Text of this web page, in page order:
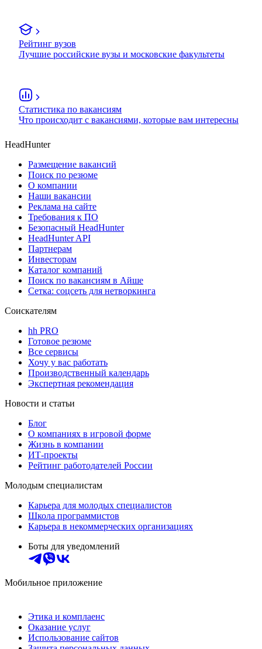
Рейтинг вузов
Лучшие российские вузы и московские факультеты
Статистика по вакансиям
Что происходит с вакансиями, которые вам интересны
HeadHunter
Размещение вакансий
Поиск по резюме
О компании
Наши вакансии
Реклама на сайте
Требования к ПО
Безопасный HeadHunter
HeadHunter API
Партнерам
Инвесторам
Каталог компаний
Поиск по вакансиям в Айше
Сетка: соцсеть для нетворкинга
Соискателям
hh PRO
Готовое резюме
Все сервисы
Хочу у вас работать
Производственный календарь
Экспертная рекомендация
Новости и статьи
Блог
О компаниях в игровой форме
Жизнь в компании
ИТ-проекты
Рейтинг работодателей России
Молодым специалистам
Карьера для молодых специалистов
Школа программистов
Карьера в некоммерческих организациях
Боты для уведомлений
Мобильное приложение
Этика и комплаенс
Оказание услуг
Использование сайтов